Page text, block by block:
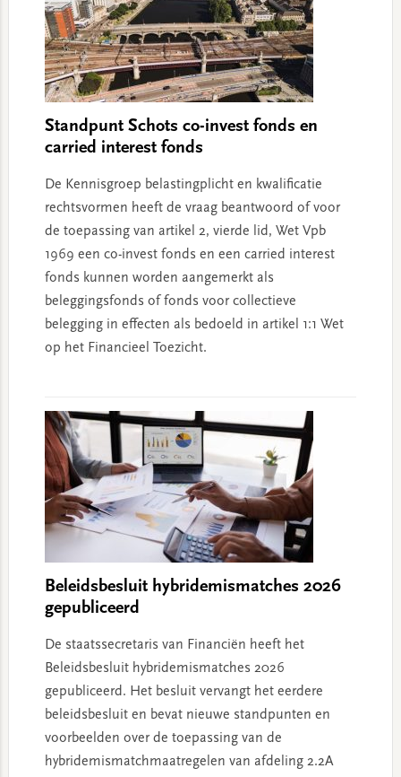
Standpunt Schots co-invest fonds en
carried interest fonds
De Kennisgroep belastingplicht en kwalificatie
rechtsvormen heeft de vraag beantwoord of voor
de toepassing van artikel 2, vierde lid, Wet Vpb
1969 een co-invest fonds en een carried interest
fonds kunnen worden aangemerkt als
beleggingsfonds of fonds voor collectieve
belegging in effecten als bedoeld in artikel 1:1 Wet
op het Financieel Toezicht.
Beleidsbesluit hybridemismatches 2026
gepubliceerd
De staatssecretaris van Financiën heeft het
Beleidsbesluit hybridemismatches 2026
gepubliceerd. Het besluit vervangt het eerdere
beleidsbesluit en bevat nieuwe standpunten en
voorbeelden over de toepassing van de
hybridemismatchmaatregelen van afdeling 2.2A